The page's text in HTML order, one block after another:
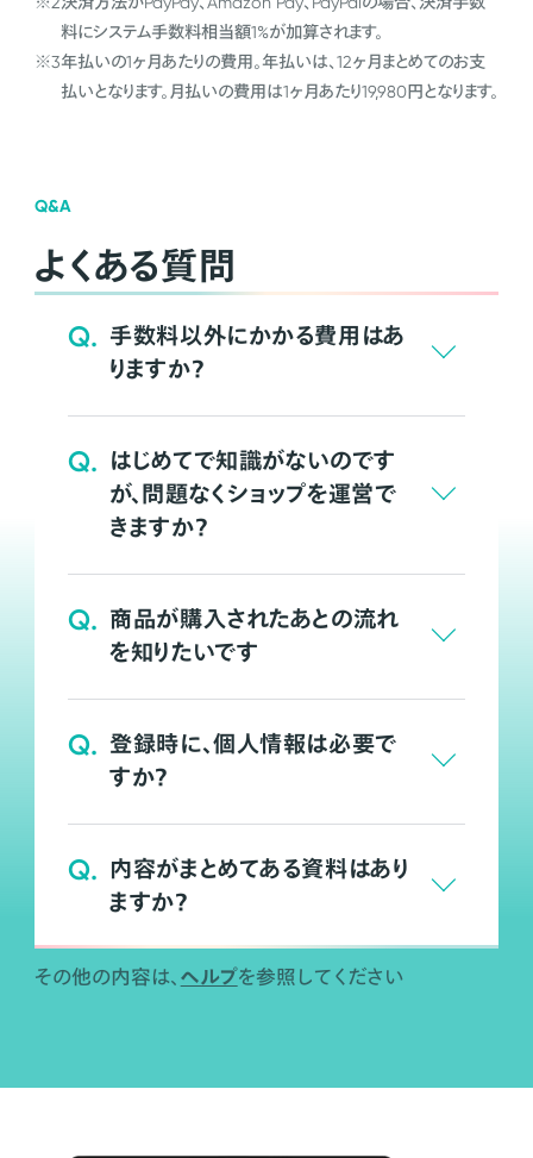
料にシステム手数料相当額1%が加算されます。
※3年払いの1ヶ月あたりの費用。年払いは、12ヶ月まとめてのお支
払いとなります。月払いの費用は1ヶ月あたり19,980円となります。
Q&A
よくある質問
Q. 手数料以外にかかる費用はあ
りますか？
Q. はじめてで知識がないのです
が、問題なくショップを運営で
きますか？
Q. 商品が購入されたあとの流れ
を知りたいです
Q. 登録時に、個人情報は必要で
すか？
Q. 内容がまとめてある資料はあり
ますか？
その他の内容は、 ヘルプを参照してください